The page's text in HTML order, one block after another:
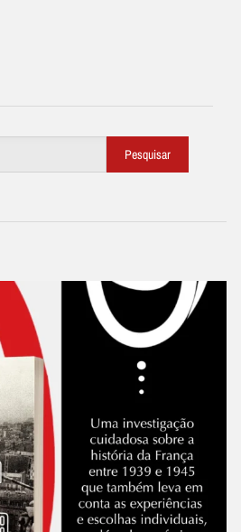
Pesquisar